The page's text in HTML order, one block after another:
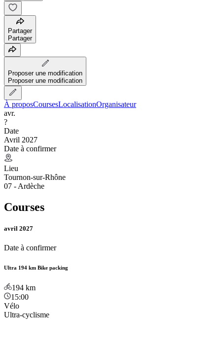
Partager
Partager
Proposer une modification
Proposer une modification
À proposCoursesLocalisationOrganisateur
avr.
?
Date
Avril 2027
Date à confirmer
Lieu
Tournon-sur-Rhône
07 - Ardèche
Courses
avril 2027
Date à confirmer
Ultra 194 km Bike packing
194 km
15:00
Vélo
Ultra-cyclisme